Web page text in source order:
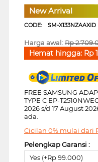
New Arrival
CODE: SM-X133NZAAXID
Harga awal:Rp
Hemat hingga: Rp
FREE SAMSUNG
TYPE C EP-
2026 s/d 17 August
ada.
Cicilan 0% mulai dari
Pelengkap Garansi :
Yes (+Rp 99.000)